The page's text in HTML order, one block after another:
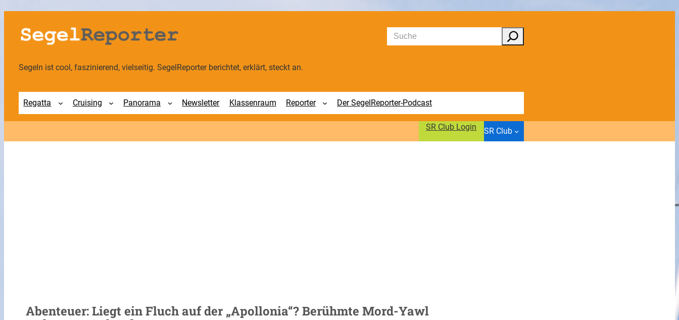
Zum
Inhalt
springen
Suchen
Segeln ist cool, faszinierend, vielseitig. SegelReporter berichtet, erklärt, steckt an.
Regatta Cruising Panorama Newsletter Klassenraum Reporter Der SegelReporter-Podcast
SR Club Login SR Club
Abenteuer: Liegt ein Fluch auf der „Apollonia“? Berühmte Mord-Yawl